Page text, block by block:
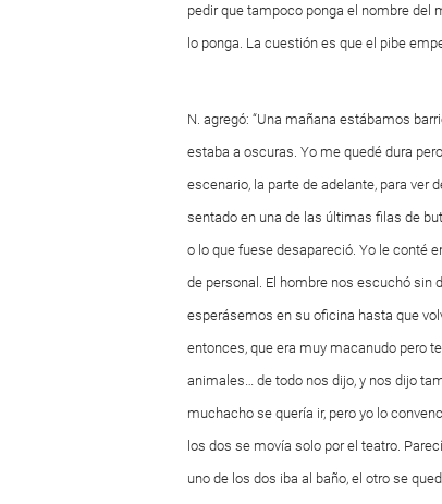
pedir que tampoco ponga el nombre del
lo ponga. La cuestión es que el pibe
N. agregó: “Una mañana estábamos
estaba a oscuras. Yo me quedé dura
escenario, la parte de adelante, para ver
sentado en una de las últimas filas de
o lo que fuese desapareció. Yo le conté
de personal. El hombre nos escuchó sin
esperásemos en su oficina hasta que
entonces, que era muy macanudo pero
animales… de todo nos dijo, y nos dijo
muchacho se quería ir, pero yo lo
los dos se movía solo por el teatro.
uno de los dos iba al baño, el otro se